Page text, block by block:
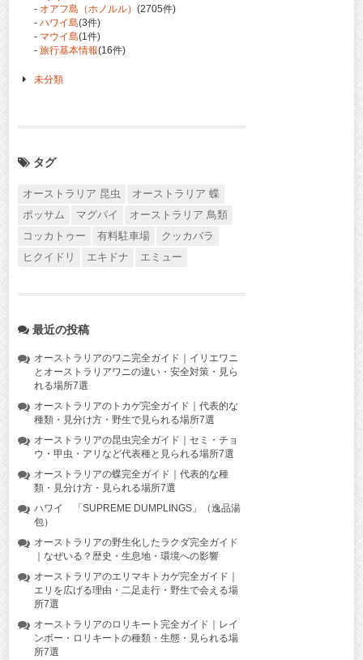
- オアフ島（ホノルル） (2705件)
- ハワイ島(3件)
- マウイ島(1件)
- 旅行基本情報(16件)
未分類
タグ
オーストラリア 昆虫
オーストラリア 蝶
ポッサム
マグパイ
オーストラリア 鳥類
コッカトゥー
有料駐車場
クッカバラ
ヒクイドリ
エキドナ エミュー
最近の投稿
オーストラリアのワニ完全ガイド｜イリエワニ
とオーストラリアワニの違い・安全対策・見ら
れる場所7選
オーストラリアのトカゲ完全ガイド｜代表的な
種類・見分け方・野生で見られる場所7選
オーストラリアの昆虫完全ガイド｜セミ・チョ
ウ・甲虫・アリなど代表種と見られる場所7選
オーストラリアの蝶完全ガイド｜代表的な種
類・見分け方・見られる場所7選
ハワイ 「SUPREME DUMPLINGS」（逸品湯
包）
オーストラリアの野生化したラクダ完全ガイド
｜なぜいる？歴史・生息地・環境への影響
オーストラリアのエリマキトカゲ完全ガイド｜
エリを広げる理由・二足走行・野生で会える場
所7選
オーストラリアのロリキート完全ガイド｜レイ
ンボー・ロリキートの種類・生態・見られる場
所7選